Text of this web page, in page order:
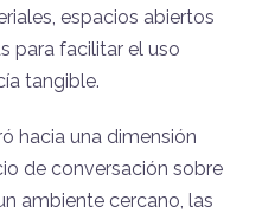
espacios abiertos
para facilitar el uso
tangible.
hacia una dimensión
de conversación sobre
ambiente cercano, las